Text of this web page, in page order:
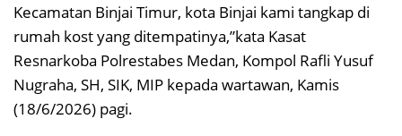
Kecamatan Binjai Timur, kota Binjai kami tangkap di
rumah kost yang ditempatinya,”kata Kasat
Resnarkoba Polrestabes Medan, Kompol Rafli Yusuf
Nugraha, SH, SIK, MIP kepada wartawan, Kamis
(18/6/2026) pagi.